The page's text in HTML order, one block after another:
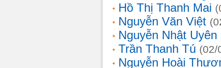
Hồ Thị Thanh Mai
Nguyễn Văn Việt
Nguyễn Nhật Uyên
Trần Thanh Tú (02/
Nguyễn Hoài